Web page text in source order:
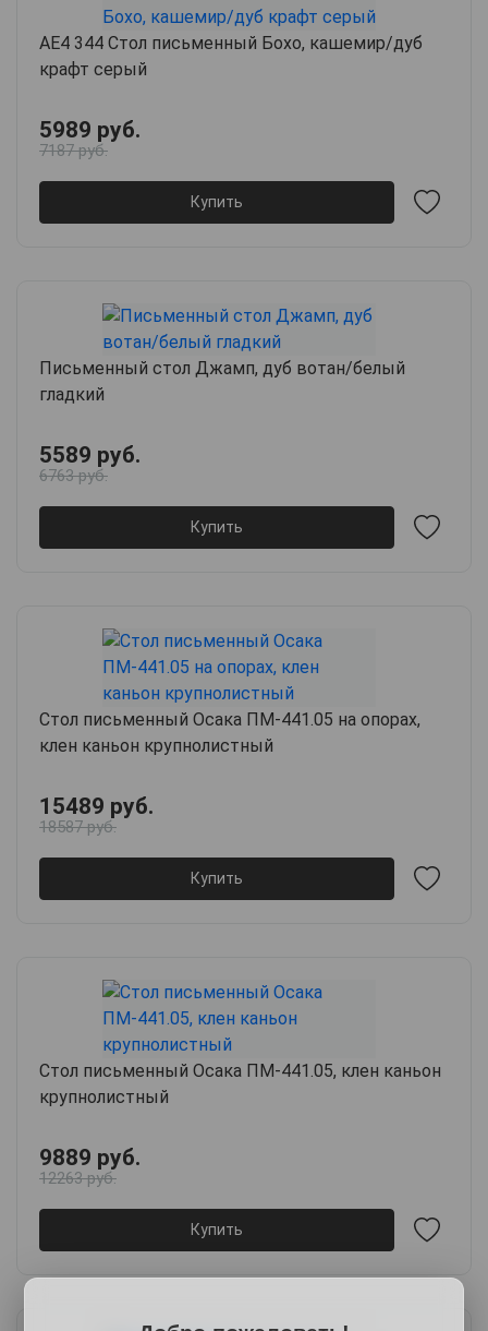
АЕ4 344 Стол письменный Бохо, кашемир/дуб
крафт серый
5989 руб.
7187 руб.
Купить
Письменный стол Джамп, дуб вотан/белый
гладкий
5589 руб.
6763 руб.
Купить
Стол письменный Осака ПМ-441.05 на опорах,
клен каньон крупнолистный
15489 руб.
18587 руб.
Купить
Стол письменный Осака ПМ-441.05, клен каньон
крупнолистный
9889 руб.
12263 руб.
Купить